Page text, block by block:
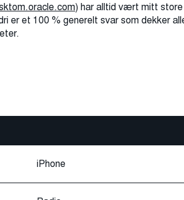
) har alltid vært mitt
er et 100 % generelt svar som dekker
iPhone